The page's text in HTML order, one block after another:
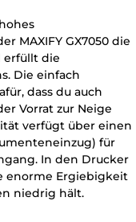
MAXIFY GX7050 die
erfüllt die
Die einfach
dass du auch
Vorrat zur Neige
verfügt über einen
für
In den Drucker
enorme Ergiebigkeit
niedrig hält.